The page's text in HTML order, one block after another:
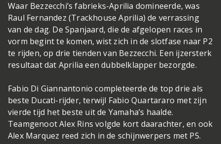
Waar Bezzecchi’s fabrieks-Aprilia domineerde, was
Raul Fernandez (Trackhouse Aprilia) de verrassing
van de dag. De Spanjaard, die de afgelopen races in
vorm begint te komen, wist zich in de slotfase naar P2
te rijden, op drie tienden van Bezzecchi. Een ijzersterk
resultaat dat Aprilia een dubbelklapper bezorgde.
Fabio Di Giannantonio completeerde de top drie als
beste Ducati-rijder, terwijl Fabio Quartararo met zijn
vierde tijd het beste uit de Yamaha’s haalde.
Teamgenoot Alex Rins volgde kort daarachter, en ook
Alex Marquez reed zich in de schijnwerpers met P5.